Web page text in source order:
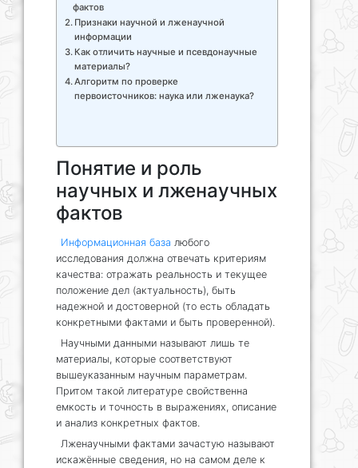
фактов
Признаки научной и лженаучной
информации
Как отличить научные и псевдонаучные
материалы?
Алгоритм по проверке
первоисточников: наука или лженаука?
Понятие и роль
научных и лженаучных
фактов
Информационная база любого
исследования должна отвечать критериям
качества: отражать реальность и текущее
положение дел (актуальность), быть
надежной и достоверной (то есть обладать
конкретными фактами и быть проверенной).
Научными данными называют лишь те
материалы, которые соответствуют
вышеуказанным научным параметрам.
Притом такой литературе свойственна
емкость и точность в выражениях, описание
и анализ конкретных фактов.
Лженаучными фактами зачастую называют
искажённые сведения, но на самом деле к